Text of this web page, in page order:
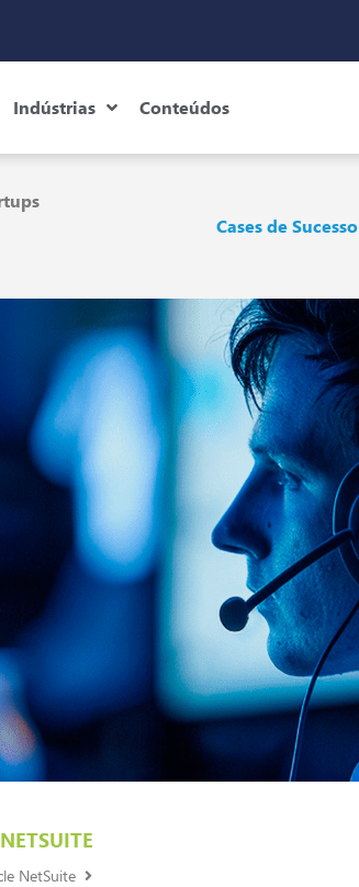
Indústrias Conteúdos
Cases de Sucesso
NetSuite